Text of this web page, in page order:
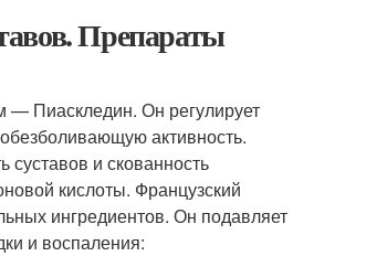
Препараты
— Пиаскледин. Он регулирует
активность.
суставов и скованность
кислоты. Французский
ингредиентов. Он подавляет
и воспаления: